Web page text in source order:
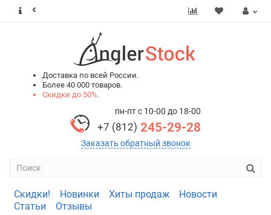
Доставка по всей России.
Более 40 000 товаров.
Скидки до 50%.
пн-пт с 10-00 до 18-00
+7 (812) 245-29-28
Заказать обратный звонок
Скидки! Новинки Хиты продаж
Новости
Статьи
Отзывы